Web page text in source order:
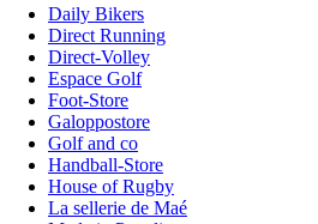
Daily Bikers
Direct Running
Direct-Volley
Espace Golf
Foot-Store
Galoppostore
Golf and co
Handball-Store
House of Rugby
La sellerie de Maé